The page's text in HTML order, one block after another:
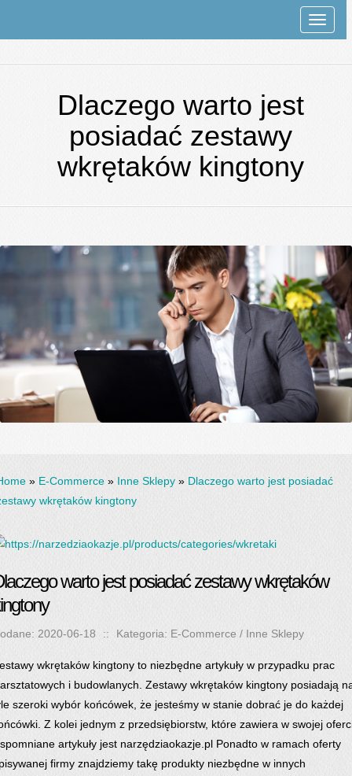
Rozwiń
Dlaczego warto jest
posiadać zestawy
wkrętaków kingtony
» E-Commerce » Inne Sklepy » Dlaczego warto jest posiadać
wkrętaków kingtony
warto jest posiadać zestawy wkrętaków
2020-06-18 :: Kategoria: E-Commerce / Inne Sklepy
wkrętaków kingtony to niezbędne artykuły w przypadku prac
i budowlanych. Zestawy wkrętaków kingtony posiadają
szeroki wybór końcówek, że jesteśmy w stanie dobrać je do każdej
Z kolei jednym z przedsiębiorstw, które zawiera w swojej
artykuły jest narzędziaokazje.pl Ponadto w ramach oferty
firmy znajdziemy takę produkty niezbędne w innych